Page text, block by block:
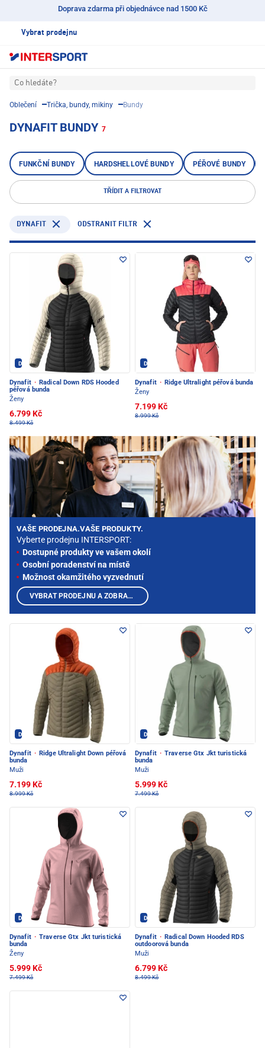
Doprava zdarma při objednávce nad 1500 Kč
Vybrat prodejnu
Co hledáte?
Oblečení Trička, bundy, mikiny Bundy
DYNAFIT BUNDY 7
FUNKČNÍ BUNDY HARDSHELLOVÉ BUNDY PÉŘOVÉ BUNDY
TŘÍDIT A FILTROVAT
DYNAFIT ODSTRANIT FILTR
Dynafit - PEC POD SNĚŽKOU
Dynafit · Radical Down RDS Hooded
péřová bunda
Ženy
6.799 Kč
8.499 Kč
Dynafit - PEC POD SNĚŽKOU
Dynafit · Ridge Ultralight péřová bunda
Ženy
7.199 Kč
8.999 Kč
Dynafit - PEC POD SNĚŽKOU
Dynafit · Ridge Ultralight Down péřová
bunda
Muži
7.199 Kč
8.999 Kč
Dynafit - PEC POD SNĚŽKOU
Dynafit · Traverse Gtx Jkt turistická
bunda
Muži
5.999 Kč
7.499 Kč
Dynafit - PEC POD SNĚŽKOU
Dynafit · Traverse Gtx Jkt turistická
bunda
Ženy
5.999 Kč
7.499 Kč
Dynafit - PEC POD SNĚŽKOU
Dynafit · Radical Down Hooded RDS
outdoorová bunda
Muži
6.799 Kč
8.499 Kč
VAŠE PRODEJNA.VAŠE PRODUKTY.
Vyberte prodejnu INTERSPORT:
Dostupné produkty ve vašem okolí
Osobní poradenství na místě
Možnost okamžitého vyzvednutí
VYBRAT PRODEJNU A ZOBRAZIT PRODUKTY